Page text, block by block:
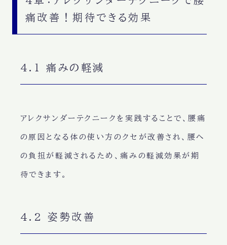
痛改善！期待できる効果
4.1 痛みの軽減
アレクサンダーテクニークを実践することで、腰痛
の原因となる体の使い方のクセが改善され、腰へ
の負担が軽減されるため、痛みの軽減効果が期
待できます。
4.2 姿勢改善